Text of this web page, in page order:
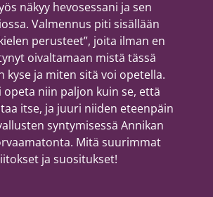
näkyy hevosessani ja sen
Valmennus piti sisällään
perusteet”, joita ilman en
oivaltamaan mistä tässä
kyse ja miten sitä voi opetella.
opeta niin paljon kuin se, että
itse, ja juuri niiden eteenpäin
syntymisessä Annikan
Mitä suurimmat
ja suositukset!